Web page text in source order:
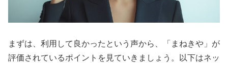
まずは、利用して良かったという声から、「まねきや」が
評価されているポイントを見ていきましょう。以下はネッ